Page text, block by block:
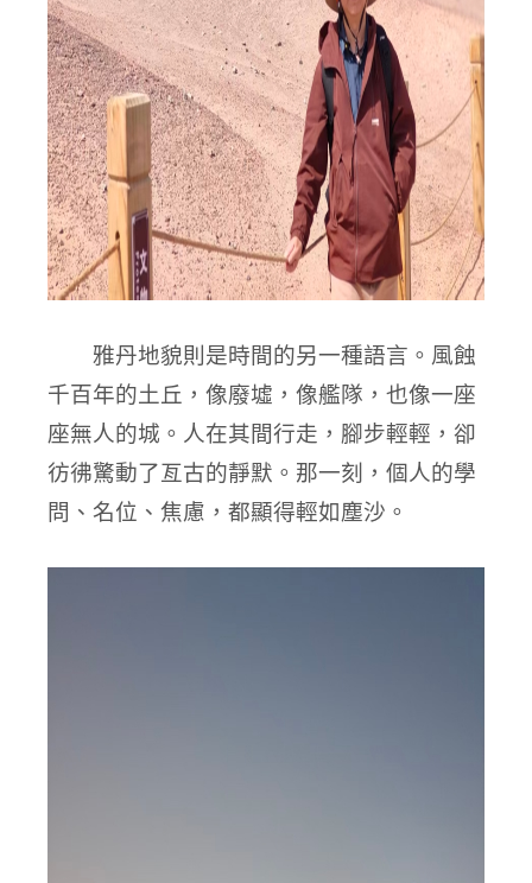
雅丹地貌則是時間的另一種語言。風蝕
千百年的土丘，像廢墟，像艦隊，也像一座
座無人的城。人在其間行走，腳步輕輕，卻
彷彿驚動了亙古的靜默。那一刻，個人的學
問、名位、焦慮，都顯得輕如塵沙。